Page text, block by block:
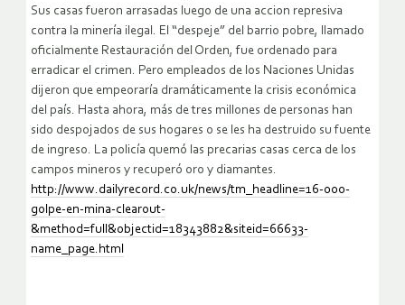
Sus casas fueron arrasadas luego de una accion represiva
contra la minería ilegal. El “despeje” del barrio pobre, llamado
oficialmente Restauración del Orden, fue ordenado para
erradicar el crimen. Pero empleados de los Naciones Unidas
dijeron que empeoraría dramáticamente la crisis económica
del país. Hasta ahora, más de tres millones de personas han
sido despojados de sus hogares o se les ha destruido su fuente
de ingreso. La policía quemó las precarias casas cerca de los
campos mineros y recuperó oro y diamantes.
http://www.dailyrecord.co.uk/news/tm_headline=16-000-
golpe-en-mina-clearout-
&method=full&objectid=18343882&siteid=66633-
name_page.html